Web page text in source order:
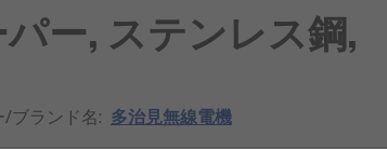
ー, ステンレス鋼,
ブランド名: 多治見無線電機